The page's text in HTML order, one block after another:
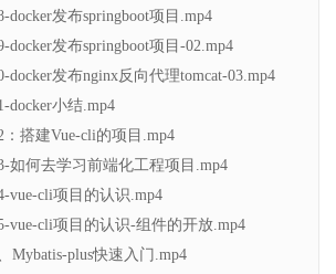
docker发布springboot项目.mp4
docker发布springboot项目-02.mp4
docker发布nginx反向代理tomcat-03.mp4
docker小结.mp4
：搭建Vue-cli的项目.mp4
如何去学习前端化工程项目.mp4
vue-cli项目的认识.mp4
vue-cli项目的认识-组件的开放.mp4
Mybatis-plus快速入门.mp4